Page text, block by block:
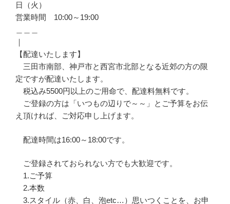
日（火）
営業時間 10:00～19:00
｜
【配達いたします】
三田市南部、神戸市と西宮市北部となる近郊の方の限
定ですが配達いたします。
税込み5500円以上のご用命で、配達料無料です。
ご登録の方は「いつもの辺りで～～」とご予算をお伝
え頂ければ、ご対応申し上げます。
配達時間は16:00～18:00です。
ご登録されておられない方でも大歓迎です。
1.ご予算
2.本数
3.スタイル（赤、白、泡etc…）思いつくことを、お申